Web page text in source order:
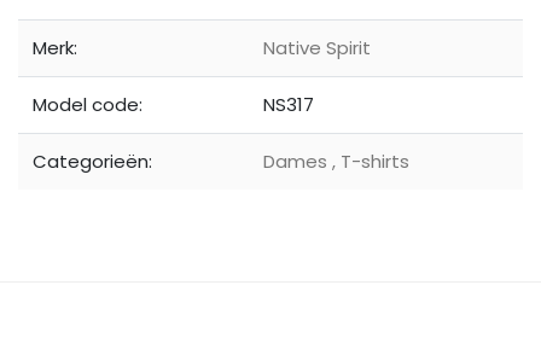
Merk: Native Spirit
Model code: NS317
Categorieën: Dames , T-shirts